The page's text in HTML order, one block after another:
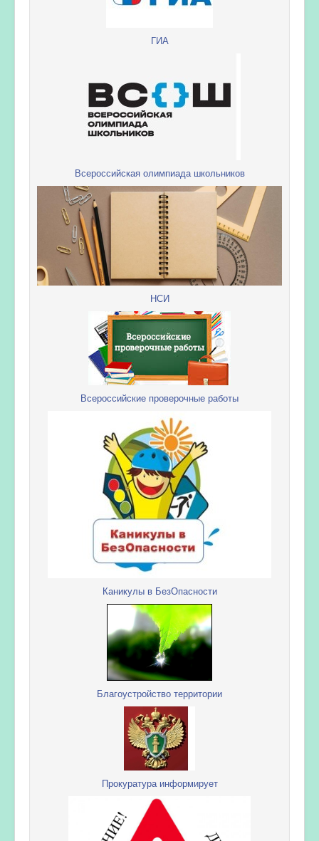
ГИА
Всероссийская олимпиада школьников
НСИ
Всероссийские проверочные работы
Каникулы в БезОпасности
Благоустройство территории
Прокуратура информирует